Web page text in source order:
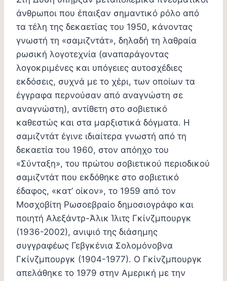
άνθρωποι που έπαιξαν σημαντικό ρόλο από
τα τέλη της δεκαετίας του 1950, κάνοντας
γνωστή τη «σαμιζντάτ», δηλαδή τη λαθραία
ρωσική λογοτεχνία (αναπαράγοντας
λογοκριμένες και υπόγειες αυτοσχέδιες
εκδόσεις, συχνά με το χέρι, των οποίων τα
έγγραφα περνούσαν από αναγνώστη σε
αναγνώστη), αντίθετη στο σοβιετικό
καθεστώς και στα μαρξιστικά δόγματα. Η
σαμιζντάτ έγινε ιδιαίτερα γνωστή από τη
δεκαετία του 1960, στον απόηχο του
«Σύνταξη», του πρώτου σοβιετικού περιοδικού
σαμιζντάτ που εκδόθηκε στο σοβιετικό
έδαφος, «κατ’ οίκον», το 1959 από τον
Μοσχοβίτη Ρωσοεβραίο δημοσιογράφο και
ποιητή Αλεξάντρ-Άλικ Ίλιτς Γκίνζμπουργκ
(1936-2002), ανιψιό της διάσημης
συγγραφέως Γεβγκένια Σολομόνοβνα
Γκίνζμπουργκ (1904-1977). Ο Γκίνζμπουργκ
απελάθηκε το 1979 στην Αμερική με την